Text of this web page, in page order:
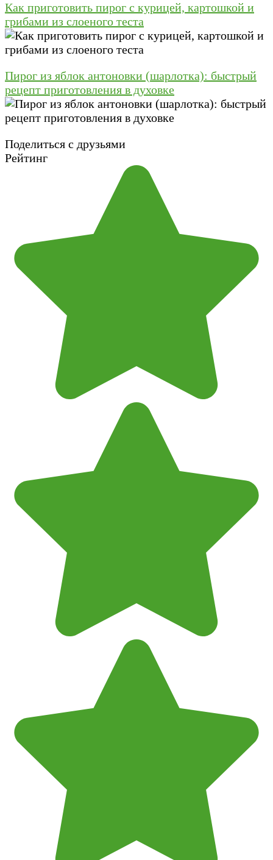
Как приготовить пирог с курицей, картошкой и
грибами из слоеного теста
Пирог из яблок антоновки (шарлотка): быстрый
рецепт приготовления в духовке
Поделиться с друзьями
Рейтинг